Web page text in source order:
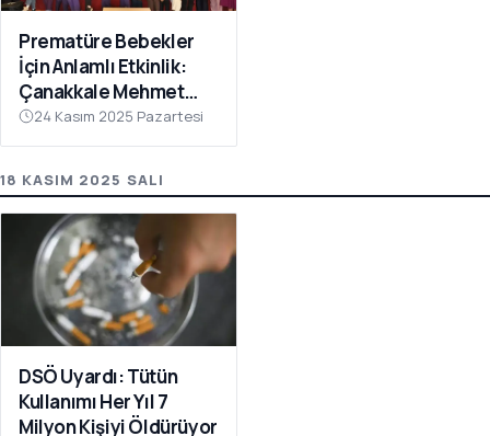
Prematüre Bebekler
İçin Anlamlı Etkinlik:
Çanakkale Mehmet
Akif Ersoy Devlet
Hastanesinde
24 Kasım 2025 Pazartesi
18 KASIM 2025 SALI
DSÖ Uyardı: Tütün
Kullanımı Her Yıl 7
Milyon Kişiyi Öldürüyor